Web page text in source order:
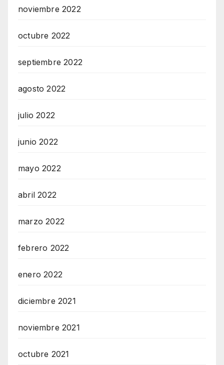
noviembre 2022
octubre 2022
septiembre 2022
agosto 2022
julio 2022
junio 2022
mayo 2022
abril 2022
marzo 2022
febrero 2022
enero 2022
diciembre 2021
noviembre 2021
octubre 2021